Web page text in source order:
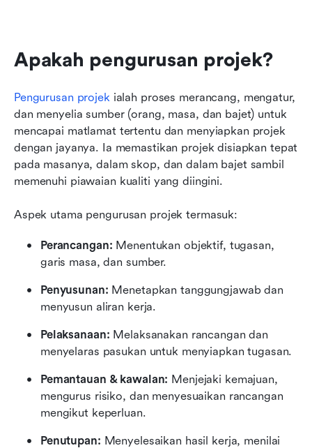
Apakah pengurusan projek?
Pengurusan projek ialah proses merancang, mengatur,
dan menyelia sumber (orang, masa, dan bajet) untuk
mencapai matlamat tertentu dan menyiapkan projek
dengan jayanya. Ia memastikan projek disiapkan tepat
pada masanya, dalam skop, dan dalam bajet sambil
memenuhi piawaian kualiti yang diingini.
Aspek utama pengurusan projek termasuk:
Perancangan: Menentukan objektif, tugasan,
garis masa, dan sumber.
Penyusunan: Menetapkan tanggungjawab dan
menyusun aliran kerja.
Pelaksanaan: Melaksanakan rancangan dan
menyelaras pasukan untuk menyiapkan tugasan.
Pemantauan & kawalan: Menjejaki kemajuan,
mengurus risiko, dan menyesuaikan rancangan
mengikut keperluan.
Penutupan: Menyelesaikan hasil kerja, menilai